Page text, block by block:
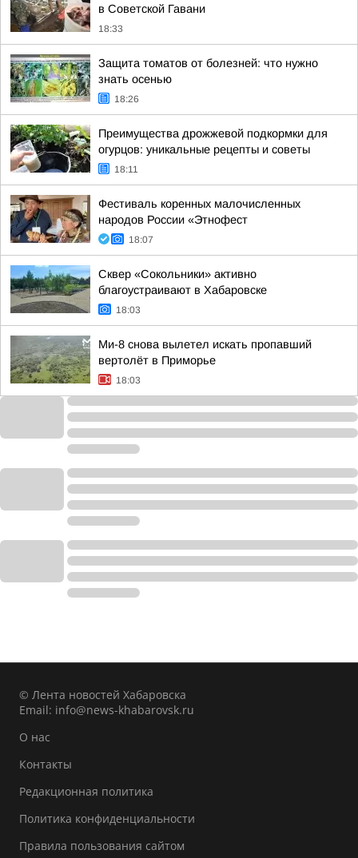
в Советской Гавани
18:33
Защита томатов от болезней: что нужно
знать осенью
18:26
Преимущества дрожжевой подкормки для
огурцов: уникальные рецепты и советы
18:11
Фестиваль коренных малочисленных
народов России «Этнофест
18:07
Сквер «Сокольники» активно
благоустраивают в Хабаровске
18:03
Ми-8 снова вылетел искать пропавший
вертолёт в Приморье
18:03
© Лента новостей Хабаровска
Email: info@news-khabarovsk.ru
О нас
Контакты
Редакционная политика
Политика конфиденциальности
Правила пользования сайтом